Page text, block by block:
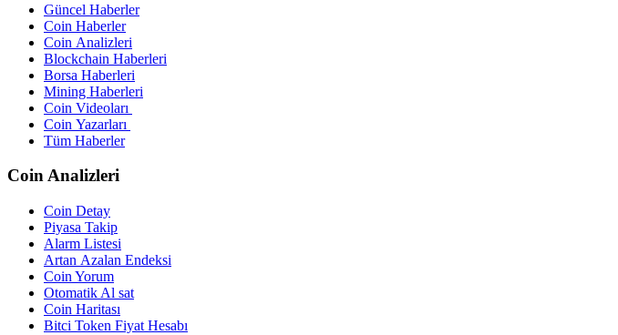
Güncel Haberler
Coin Haberler
Coin Analizleri
Blockchain Haberleri
Borsa Haberleri
Mining Haberleri
Coin Videoları
Coin Yazarları
Tüm Haberler
Coin Analizleri
Coin Detay
Piyasa Takip
Alarm Listesi
Artan Azalan Endeksi
Coin Yorum
Otomatik Al sat
Coin Haritası
Bitci Token Fiyat Hesabı